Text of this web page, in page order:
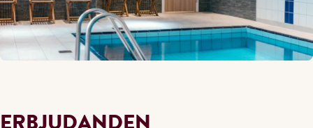
ERBJUDANDEN